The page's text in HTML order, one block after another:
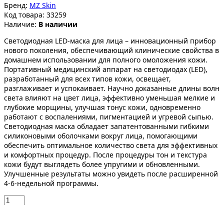
Бренд: MZ Skin
Код товара: 33259
Наличие: В наличии
Светодиодная LED-маска для лица – инновационный прибор
нового поколения, обеспечивающий клинические свойства в
домашнем использовании для полного омоложения кожи.
Портативный медицинский аппарат на светодиодах (LED),
разработанный для всех типов кожи, освещает,
разглаживает и успокаивает. Научно доказанные длины волн
света влияют на цвет лица, эффективно уменьшая мелкие и
глубокие морщины, улучшая тонус кожи, одновременно
работают с воспалениями, пигментацией и угревой сыпью.
Светодиодная маска обладает запатентованными гибкими
силиконовыми оболочками вокруг лица, помогающими
обеспечить оптимальное количество света для эффективных
и комфортных процедур. После процедуры тон и текстура
кожи будут выглядеть более упругими и обновленными.
Улучшенные результаты можно увидеть после расширенной
4-6-недельной программы.